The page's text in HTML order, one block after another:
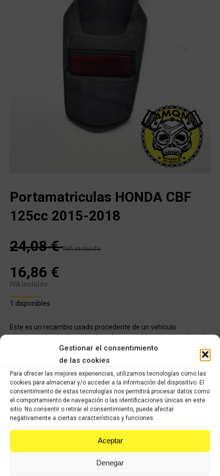
Gestionar el consentimiento
de las cookies
Para ofrecer las mejores experiencias, utilizamos tecnologías como las
cookies para almacenar y/o acceder a la información del dispositivo. El
consentimiento de estas tecnologías nos permitirá procesar datos como
el comportamiento de navegación o las identificaciones únicas en este
sitio. No consentir o retirar el consentimiento, puede afectar
negativamente a ciertas características y funciones.
Aceptar
Denegar
Portamatriculas HONDA CBF
125cc 2015-2018
24,08€ IVA incluido
16,86 €
IVA incluido
1 disponibles
Este es un recambio usado procedente de un vehículo
descontaminado, despiezado y almacenado en nuestro almacén
listo para distribuir a nuestros clientes en la mayor brevedad
posible. Todos los recambios han pasado nuestro control de
operarios para servir un producto con garantía.
COMPRAR
Categorías:Recambios ocasión Honda,HONDA CBF 125cc (2015-